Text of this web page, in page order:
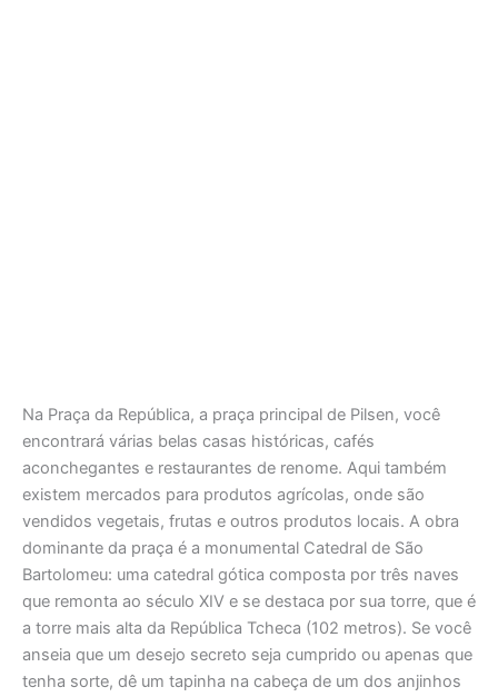
Na Praça da República, a praça principal de Pilsen, você
encontrará várias belas casas históricas, cafés
aconchegantes e restaurantes de renome. Aqui também
existem mercados para produtos agrícolas, onde são
vendidos vegetais, frutas e outros produtos locais. A obra
dominante da praça é a monumental Catedral de São
Bartolomeu: uma catedral gótica composta por três naves
que remonta ao século XIV e se destaca por sua torre, que é
a torre mais alta da República Tcheca (102 metros). Se você
anseia que um desejo secreto seja cumprido ou apenas que
tenha sorte, dê um tapinha na cabeça de um dos anjinhos